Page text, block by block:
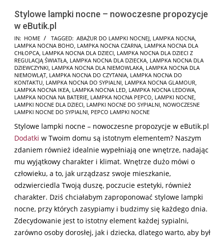
Stylowe lampki nocne – nowoczesne propozycje
w eButik.pl
2025-
01-
19
IN: HOME TAGGED: ABAŻUR DO LAMPKI NOCNEJ, LAMPKA NOCNA,
LAMPKA NOCNA BOHO, LAMPKA NOCNA CZARNA, LAMPKA NOCNA DLA
CHŁOPCA, LAMPKA NOCNA DLA DZIECI, LAMPKA NOCNA DLA DZIECI Z
REGULACJĄ ŚWIATŁA, LAMPKA NOCNA DLA DZIECKA, LAMPKA NOCNA DLA
DZIEWCZYNKI, LAMPKA NOCNA DLA NIEMOWLAKA, LAMPKA NOCNA DLA
NIEMOWLĄT, LAMPKA NOCNA DO CZYTANIA, LAMPKA NOCNA DO
KONTAKTU, LAMPKA NOCNA DO SYPIALNI, LAMPKA NOCNA GLAMOUR,
LAMPKA NOCNA IKEA, LAMPKA NOCNA LED, LAMPKA NOCNA LEDOWA,
LAMPKA NOCNA NA BATERIE, LAMPKA NOCNA PEPCO, LAMPKI NOCNE,
LAMPKI NOCNE DLA DZIECI, LAMPKI NOCNE DO SYPIALNI, NOWOCZESNE
LAMPKI NOCNE DO SYPIALNI, PEPCO LAMPKI NOCNE
Stylowe lampki nocne – nowoczesne propozycje w eButik.pl
Dodatki w Twoim domu są istotnym elementem? Naszym
zdaniem również idealnie wypełniają one wnętrze, nadając
mu wyjątkowy charakter i klimat. Wnętrze dużo mówi o
człowieku, a to, jak urządzasz swoje mieszkanie,
odzwierciedla Twoją duszę, poczucie estetyki, również
charakter. Dziś chciałabym zaproponować stylowe lampki
nocne, przy których zasypiamy i budzimy się każdego dnia.
Zdecydowanie jest to istotny element każdej sypialni,
zarówno osoby dorosłej, jak i dziecka, dlatego warto, aby był